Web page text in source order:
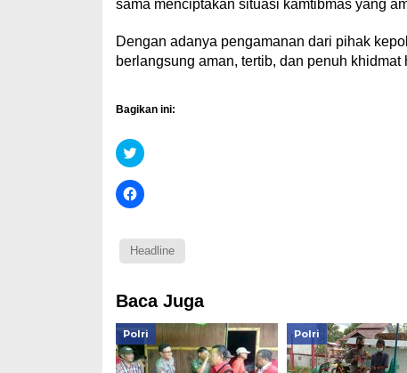
sama menciptakan situasi kamtibmas yang
Dengan adanya pengamanan dari pihak
berlangsung aman, tertib, dan penuh
Bagikan ini:
Klik
untuk
pada
Twitter(Membuka
di
baru)
Klik
untuk
Facebook(Membuka
di
jendela
Headline
Baca Juga
Polri Polri